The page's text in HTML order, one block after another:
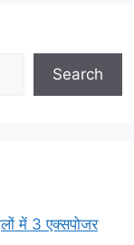
Search
में 3 एक्सपोजर